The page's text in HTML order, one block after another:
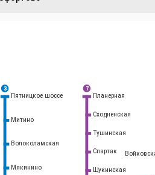
3 7
Планерная
Сходненская
Тушинская
Спартак
Щукинская
Митино
Волоколамская
Мякинино
Пятницкое шоссе